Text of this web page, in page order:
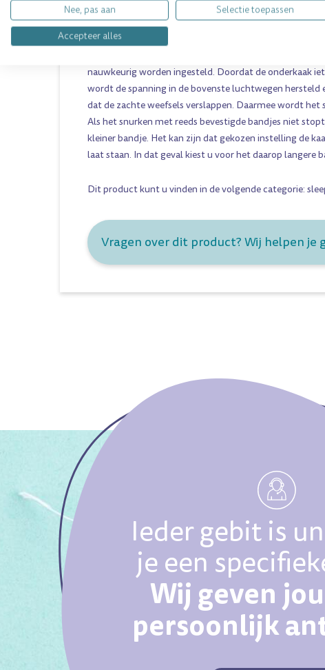
vervolgens indien gewenst een kortere of langere
onderkaak meer naar voren of juist naar achteren te
DE VERWISSELBANDJES
Met de verwisselbare spanbandjes kan de positie van
nauwkeurig worden ingesteld. Doordat de onderkaak
wordt de spanning in de bovenste luchtwegen hersteld
dat de zachte weefsels verslappen. Daarmee wordt het
Als het snurken met reeds bevestigde bandjes niet
kleiner bandje. Het kan zijn dat gekozen instelling de
laat staan. In dat geval kiest u voor het daarop langere
Dit product kunt u vinden in de volgende categorie:
Vragen over dit product? Wij helpen je
Ieder gebit is
je een
Wij geven
persoonlijk
Nee, pas aan
Selectie toepassen
Accepteer alles